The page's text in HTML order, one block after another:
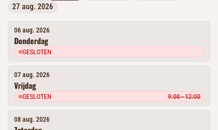
27 aug. 2026
06 aug. 2026
Donderdag
GESLOTEN
07 aug. 2026
Vrijdag
GESLOTEN 9:00 - 12:00
08 aug. 2026